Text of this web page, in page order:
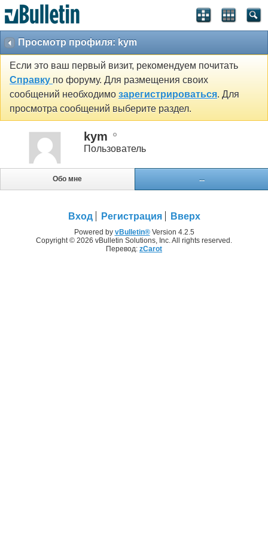
Просмотр профиля: kym
Если это ваш первый визит, рекомендуем почитать
Справку по форуму. Для размещения своих
сообщений необходимо зарегистрироваться. Для
просмотра сообщений выберите раздел.
kym
Пользователь
Обо мне ...
Вход Регистрация Вверх
Powered by vBulletin®Version 4.2.5
Copyright © 2026 vBulletin Solutions, Inc. All rights reserved.
Перевод: zCarot